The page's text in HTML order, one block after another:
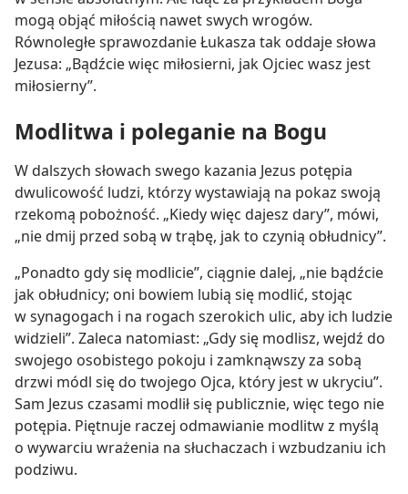
mogą objąć miłością nawet swych wrogów.
Równoległe sprawozdanie Łukasza tak oddaje słowa
Jezusa: „Bądźcie więc miłosierni, jak Ojciec wasz jest
miłosierny”.
Modlitwa i poleganie na Bogu
W dalszych słowach swego kazania Jezus potępia
dwulicowość ludzi, którzy wystawiają na pokaz swoją
rzekomą pobożność. „Kiedy więc dajesz dary”, mówi,
„nie dmij przed sobą w trąbę, jak to czynią obłudnicy”.
„Ponadto gdy się modlicie”, ciągnie dalej, „nie bądźcie
jak obłudnicy; oni bowiem lubią się modlić, stojąc
w synagogach i na rogach szerokich ulic, aby ich ludzie
widzieli”. Zaleca natomiast: „Gdy się modlisz, wejdź do
swojego osobistego pokoju i zamknąwszy za sobą
drzwi módl się do twojego Ojca, który jest w ukryciu”.
Sam Jezus czasami modlił się publicznie, więc tego nie
potępia. Piętnuje raczej odmawianie modlitw z myślą
o wywarciu wrażenia na słuchaczach i wzbudzaniu ich
podziwu.